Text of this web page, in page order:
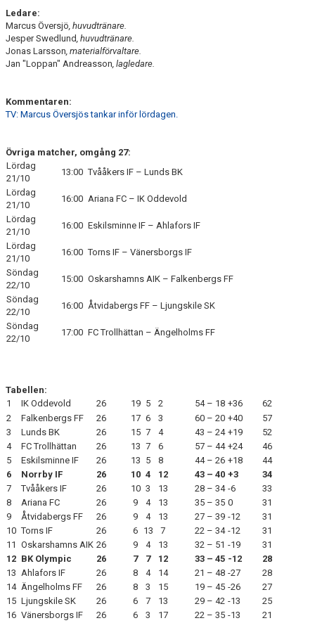
Ledare:
Marcus Översjö, huvudtränare.
Jesper Swedlund, huvudtränare.
Jonas Larsson, materialförvaltare.
Jan "Loppan" Andreasson, lagledare.
Kommentaren:
TV: Marcus Översjös tankar inför lördagen.
Övriga matcher, omgång 27:
Lördag
21/10
13:00 Tvååkers IF – Lunds BK
Lördag
21/10
16:00 Ariana FC – IK Oddevold
Lördag
21/10
16:00 Eskilsminne IF – Ahlafors IF
Lördag
21/10
16:00 Torns IF – Vänersborgs IF
Söndag
22/10
15:00 Oskarshamns AIK – Falkenbergs FF
Söndag
22/10
16:00 Åtvidabergs FF – Ljungskile SK
Söndag
22/10
17:00 FC Trollhättan – Ängelholms FF
Tabellen:
1
IK Oddevold 26 19 5 2 54 – 18 +36
62
2
Falkenbergs FF 26 17 6 3 60 – 20 +40
57
3
Lunds BK 26 15 7 4 43 – 24 +19
52
4
FC Trollhättan 26 13 7 6 57 – 44 +24
46
5
Eskilsminne IF 26 13 5 8 44 – 26 +18
44
6
Norrby IF 26 10 4 12 43 – 40 +3
34
7
Tvååkers IF 26 10 3 13 28 – 34 -6
33
8
Ariana FC 26 9 4 13 35 – 35 0
31
9
Åtvidabergs FF 26 9 4 13 27 – 39 -12
31
10 Torns IF 26 6 13 7 22 – 34 -12
31
11 Oskarshamns AIK 26 9 4 13 32 – 51 -19
31
12 BK Olympic 26 7 7 12 33 – 45 -12
28
13 Ahlafors IF 26 8 4 14 21 – 48 -27
28
14 Ängelholms FF 26 8 3 15 19 – 45 -26
27
15 Ljungskile SK 26 6 7 13 29 – 42 -13
25
16 Vänersborgs IF 26 6 3 17 22 – 35 -13 21